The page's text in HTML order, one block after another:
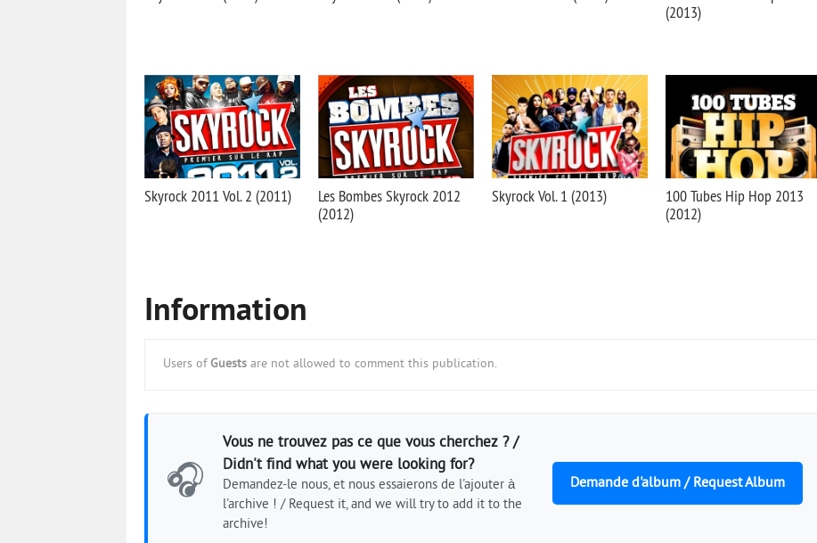
(2013)
Skyrock 2011 Vol. 2 (2011)
Les Bombes Skyrock 2012
(2012)
Skyrock Vol. 1 (2013)
100 Tubes Hip Hop 2013
(2012)
Information
Users of Guests are not allowed to comment this publication.
🎧
Vous ne trouvez pas ce que vous cherchez ? /
Didn't find what you were looking for?
Demandez-le nous, et nous essaierons de l'ajouter à
l'archive ! / Request it, and we will try to add it to the
archive!
Demande d'album / Request Album